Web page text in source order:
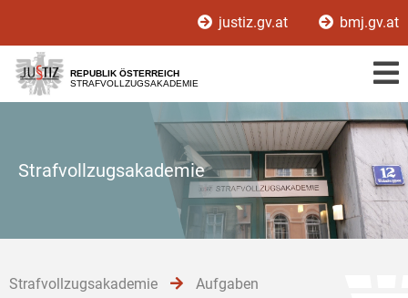
[1]
[2]
[3]
justiz.gv.at bmj.gv.at
REPUBLIK ÖSTERREICH
STRAFVOLLZUGSAKADEMIE
Strafvollzugsakademie
Strafvollzugsakademie Aufgaben